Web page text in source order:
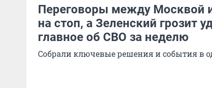
Переговоры между Москвой
на стоп, а Зеленский грозит
главное об СВО за неделю
Собрали ключевые решения и события в